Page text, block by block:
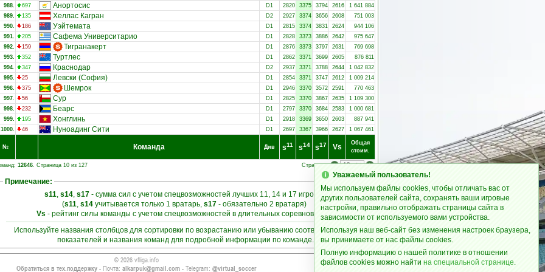
988. 697 Анортосис D1 2820 3375 3794 2616
1 641 884
989.
135 Хеллас Кагран D2 2927 3374 3656 2608
751 003
990.
186 Уэйтемата D1 2815 3374 3831 2624
944 106
991.
205 Сафема Университарио D1 2828 3373 3886 2642
975 647
992.
159 Тигранакерт D1 2876 3373 3797 2631
769 698
993.
352 Туртлес D1 2862 3371 3699 2605
876 811
994.
347 Краснодар D2 2937 3371 3788 2644
1 042 832
995.
25 Левски (София) D1 2854 3371 3747 2612
1 009 214
996.
375 Шемрок D1 2946 3370 3572 2591
770 463
997.
56 Сур D1 2825 3370 3867 2635
1 109 300
998.
232 Беарс D1 2797 3370 3684 2583
1 000 681
999.
195 Хонглинь D1 2918 3369 3650 2603
887 941
1000.
46 Нуноадинг Сити D1 2697 3367 3966 2627 1 067 461
№ Команда Див s11 s14 s17 Vs
Общая
стоим.
12646. Страница 10 из 127 Страницы:
Примечание:
s11, s14, s17- сумма сил с учетом спецвозможностей лучших 11, 14 и 17 игроков
(s11, s14 учитывается только 1 вратарь, s17 - обязательно 2 вратаря)
Vs - рейтинг силы команды с учетом спецвозможностей в длительных соревнованиях
Используйте названия столбцов для сортировки по возрастанию или убыванию соответствующих
показателей и названия команд для подробной информации по команде.
© 2026 vfliga.info
Обратиться в тех.поддержку- Почта: alkarpuk@gmail.com- Telegram: @virtual_soccer
Уважаемый пользователь!
Мы используем файлы cookies, чтобы отличать вас от
других пользователей сайта, сохранять ваши игровые
настройки, правильно отображать страницы сайта в
зависимости от используемого вами устройства.
Используя наш веб-сайт без изменения настроек браузера,
вы принимаете от нас файлы cookies.
Полную информацию о нашей политике в отношении
файлов cookies можно найти на специальной странице.